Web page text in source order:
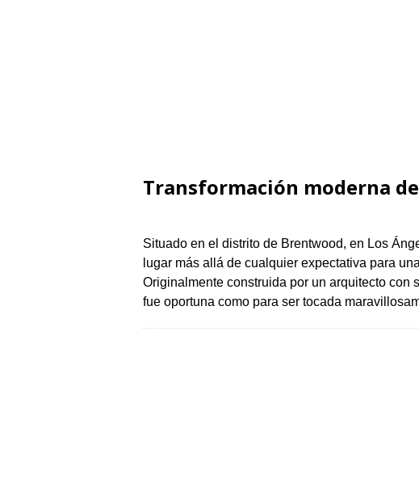
Transformación moderna
Situado en el distrito de Brentwood, en Los
lugar más allá de cualquier expectativa para
Originalmente construida por un arquitecto con
fue oportuna como para ser tocada